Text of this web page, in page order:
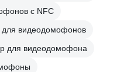
с NFC
видеодомофонов
для видеодомофона